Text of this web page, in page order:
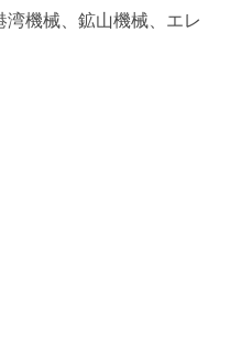
機械、鉱山機械、エレ